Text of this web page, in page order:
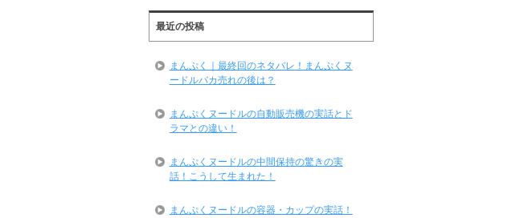
最近の投稿
まんぷく｜最終回のネタバレ！まんぷくヌ
ードルバカ売れの後は？
まんぷくヌードルの自動販売機の実話とド
ラマとの違い！
まんぷくヌードルの中間保持の驚きの実
話！こうして生まれた！
まんぷくヌードルの容器・カップの実話！